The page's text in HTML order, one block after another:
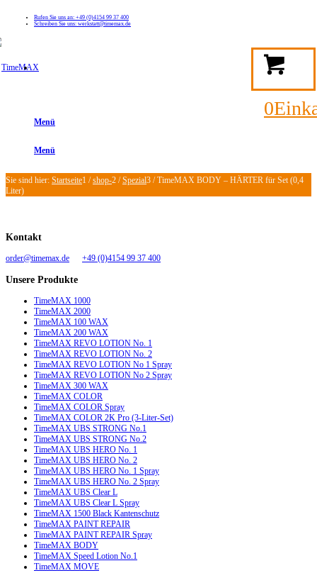
Rufen Sie uns an: +49 (0)4154 99 37 400
Schreiben Sie uns: werkstatt@timemax.de
0
Menü
Menü
Sie sind hier: Startseite1 / shop-2 / Spezial3 / TimeMAX BODY – HÄRTER für Set (0,4
Liter)
Kontakt
order@timemax.de +49 (0)4154 99 37 400
Unsere Produkte
TimeMAX 1000
TimeMAX 2000
TimeMAX 100 WAX
TimeMAX 200 WAX
TimeMAX REVO LOTION No. 1
TimeMAX REVO LOTION No. 2
TimeMAX REVO LOTION No 1 Spray
TimeMAX REVO LOTION No 2 Spray
TimeMAX 300 WAX
TimeMAX COLOR
TimeMAX COLOR Spray
TimeMAX COLOR 2K Pro (3-Liter-Set)
TimeMAX UBS STRONG No.1
TimeMAX UBS STRONG No.2
TimeMAX UBS HERO No. 1
TimeMAX UBS HERO No. 2
TimeMAX UBS HERO No. 1 Spray
TimeMAX UBS HERO No. 2 Spray
TimeMAX UBS Clear L
TimeMAX UBS Clear L Spray
TimeMAX 1500 Black Kantenschutz
TimeMAX PAINT REPAIR
TimeMAX PAINT REPAIR Spray
TimeMAX BODY
TimeMAX Speed Lotion No.1
TimeMAX MOVE